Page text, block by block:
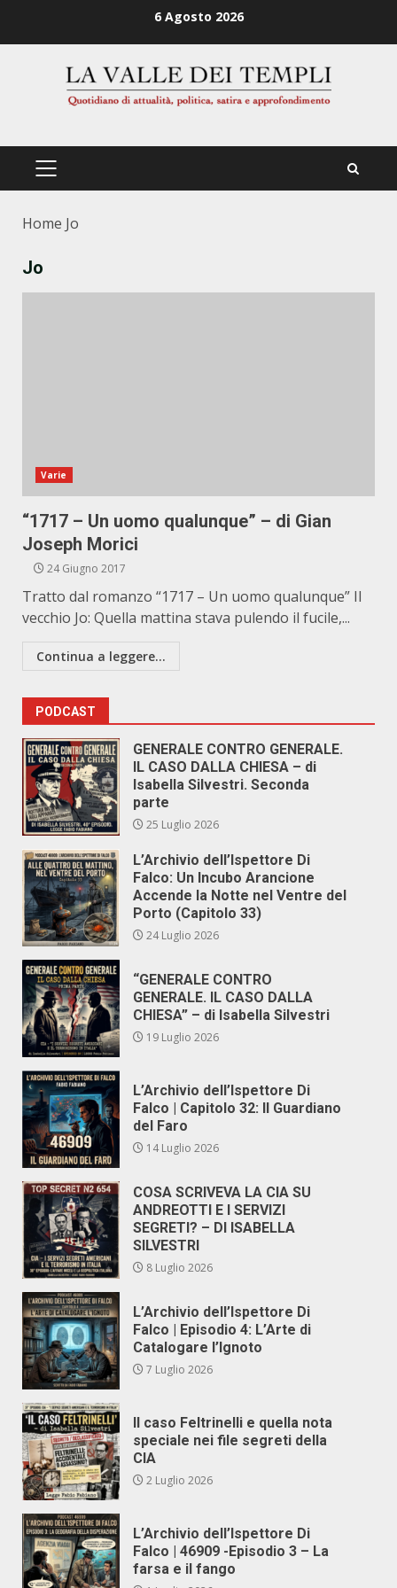
6 Agosto 2026
PRIMÄRES
Home Jo
Jo
Varie
“1717 – Un uomo qualunque” – di Gian
Joseph Morici
24 Giugno 2017
Tratto dal romanzo “1717 – Un uomo qualunque” Il
vecchio Jo: Quella mattina stava pulendo il fucile,...
Continua a leggere...
PODCAST
GENERALE CONTRO GENERALE.
IL CASO DALLA CHIESA – di
Isabella Silvestri. Seconda
parte
25 Luglio 2026
L’Archivio dell’Ispettore Di
Falco: Un Incubo Arancione
Accende la Notte nel Ventre del
Porto (Capitolo 33)
24 Luglio 2026
“GENERALE CONTRO
GENERALE. IL CASO DALLA
CHIESA” – di Isabella Silvestri
19 Luglio 2026
L’Archivio dell’Ispettore Di
Falco | Capitolo 32: Il Guardiano
del Faro
14 Luglio 2026
COSA SCRIVEVA LA CIA SU
ANDREOTTI E I SERVIZI
SEGRETI? – DI ISABELLA
SILVESTRI
8 Luglio 2026
L’Archivio dell’Ispettore Di
Falco | Episodio 4: L’Arte di
Catalogare l’Ignoto
7 Luglio 2026
Il caso Feltrinelli e quella nota
speciale nei file segreti della
CIA
2 Luglio 2026
L’Archivio dell’Ispettore Di
Falco | 46909 -Episodio 3 – La
farsa e il fango